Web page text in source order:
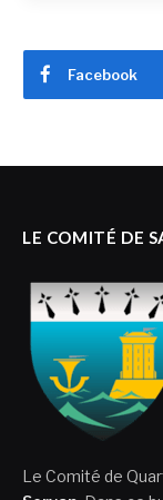
Facebook
LE COMITÉ DE
Le Comité de